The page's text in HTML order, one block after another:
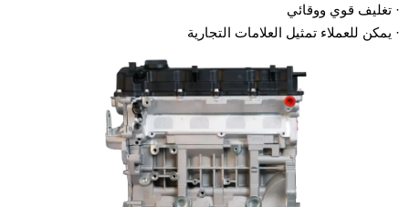
· تغليف قوي ووقائي
· يمكن للعملاء تمثيل العلامات التجارية